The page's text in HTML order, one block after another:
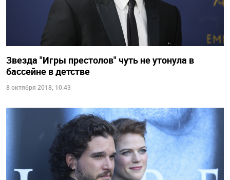
Звезда "Игры престолов" чуть не утонула в
бассейне в детстве
8 октября 2018, 10:43